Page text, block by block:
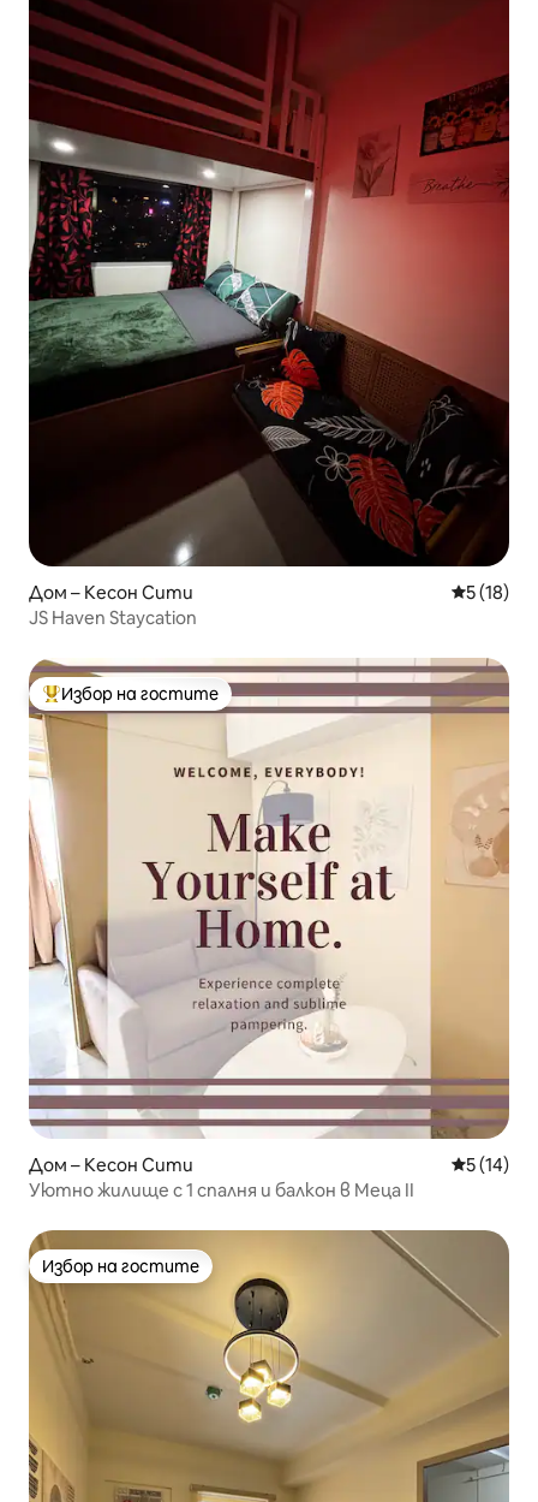
Дом – Кесон Сити Средна
5 (18)
JS Haven Staycation
Най-популярен избор на гостите
Избор на гостите
Дом – Кесон Сити Средна
5 (14)
Уютно жилище с 1 спалня и балкон в Меца II
Избор на гостите
Избор на гостите